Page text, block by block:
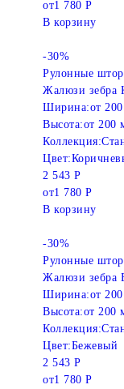
от1 780 Р
В корзину
-30%
Рулонные
Жалюзи зебра
Ширина:от
Высота:от 200
Коллекция:
Цвет:
2 543 Р
от1 780 Р
В корзину
-30%
Рулонные
Жалюзи зебра
Ширина:от
Высота:от 200
Коллекция:
Цвет:Бежевый
2 543 Р
от1 780 Р